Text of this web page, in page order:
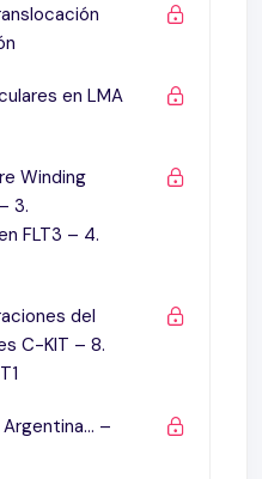
linfoide) crónica
Mutacional IgVh
en LLC
quimio en Primera
Mejoró la Sobrevida
con Leucemia
o refractaria, con
inicial para
en LMA
Winding
3.
FLT3 – 4.
del
C-KIT – 8.
–